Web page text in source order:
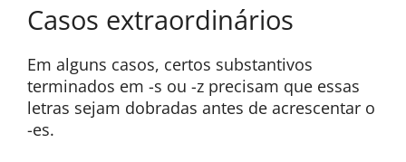
Casos extraordinários
Em alguns casos, certos substantivos
terminados em -s ou -z precisam que essas
letras sejam dobradas antes de acrescentar o
-es.